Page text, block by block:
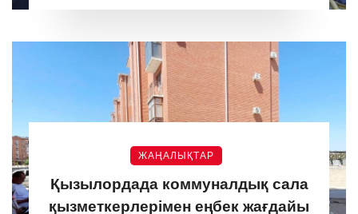
ЖАҢАЛЫҚТАР
Қызылордада коммуналдық сала
қызметкерлерімен еңбек жағдайы